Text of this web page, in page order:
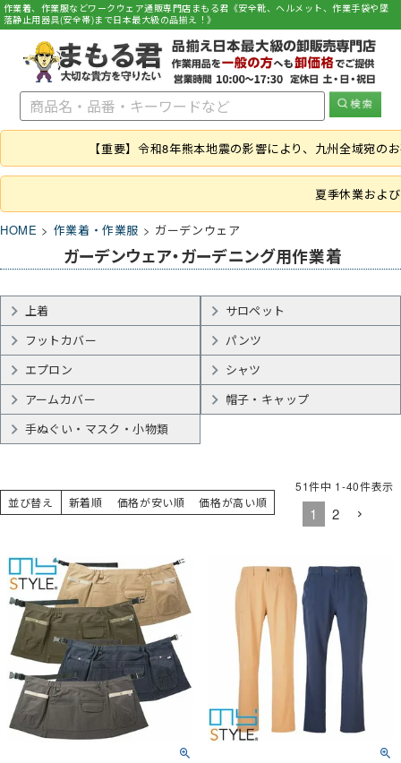
作業着、作業服などワークウェア通販専門店まもる君《安全靴、ヘルメット、作業手袋や墜
落静止用器具(安全帯)まで日本最大級の品揃え！》
【重要】令和8年熊本地震の影響により、九州全域宛
夏季休業およ
HOME 作業着・作業服 ガーデンウェア
ガーデンウェア・ガーデニング用作業着
上着
サロペット
フットカバー
パンツ
エプロン
シャツ
アームカバー
帽子・キャップ
手ぬぐい・マスク・小物類
並び替え 新着順 価格が安い順 価格が高い順
51件中 1-40件表示
1 2